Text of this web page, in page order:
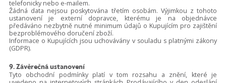
telefonicky nebo e-mailem.
Žádná data nejsou poskytována třetím osobám. Výjimkou z tohoto
ustanovení je externí dopravce, kterému je na objednávce
předáváno nezbytně nutné minimum údajů o Kupujícím pro zajištění
bezproblémového doručení zboží.
Informace o Kupujících jsou uchovávány v souladu s platnými zákony
(GDPR).
9. Závěrečná ustanovení
Tyto obchodní podmínky platí v tom rozsahu a znění, které je